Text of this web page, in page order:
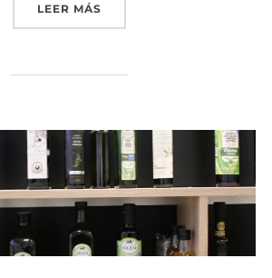
LEER MÁS«GRUPO INTERÓLEO